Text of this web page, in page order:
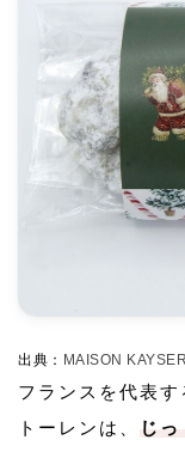
出典： MAISON KAYSER
フランスを代表
トーレンは、
じ